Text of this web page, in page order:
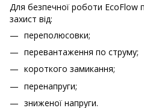
Для безпечної роботи EcoFlow
захист від:
переполюсовки;
перевантаження по струму;
короткого замикання;
перенапруги;
зниженої напруги.